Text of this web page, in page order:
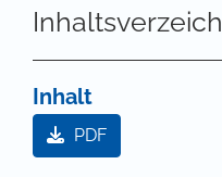
Inhalt
PDF